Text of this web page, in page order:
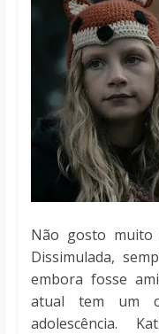
Não gosto muito
Dissimulada,
embora fosse
atual tem um
adolescência.